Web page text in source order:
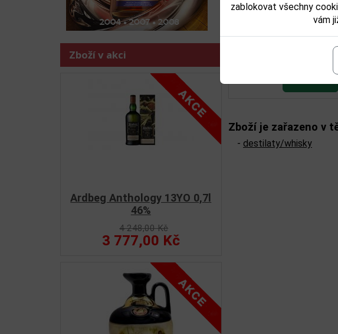
zablokovat všechny
vám
Zboží v akci
Ardbeg Anthology 13YO 0,7l
46%
4 248,00 Kč
3 777,00 Kč
3
Zboží je zařazeno v
- destilaty/whisky